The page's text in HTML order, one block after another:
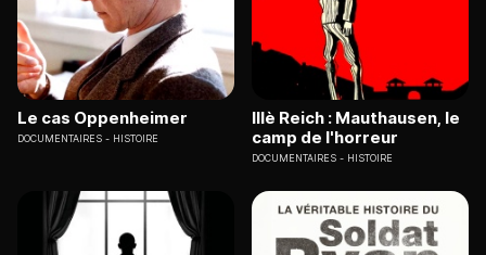
Le cas Oppenheimer
DOCUMENTAIRES HISTOIRE
IIIè Reich : Mauthausen, le
camp de l'horreur
DOCUMENTAIRES HISTOIRE